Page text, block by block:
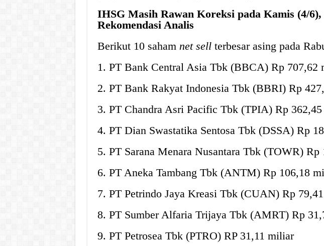
IHSG Masih Rawan Koreksi pada Kamis (4/6),
Rekomendasi Analis
Berikut 10 saham net sell terbesar asing pada
1. PT Bank Central Asia Tbk (BBCA) Rp 707,62
2. PT Bank Rakyat Indonesia Tbk (BBRI) Rp
3. PT Chandra Asri Pacific Tbk (TPIA) Rp
4. PT Dian Swastatika Sentosa Tbk (DSSA) Rp
5. PT Sarana Menara Nusantara Tbk (TOWR)
6. PT Aneka Tambang Tbk (ANTM) Rp 106,18
7. PT Petrindo Jaya Kreasi Tbk (CUAN) Rp
8. PT Sumber Alfaria Trijaya Tbk (AMRT) Rp
9. PT Petrosea Tbk (PTRO) RP 31,11 miliar